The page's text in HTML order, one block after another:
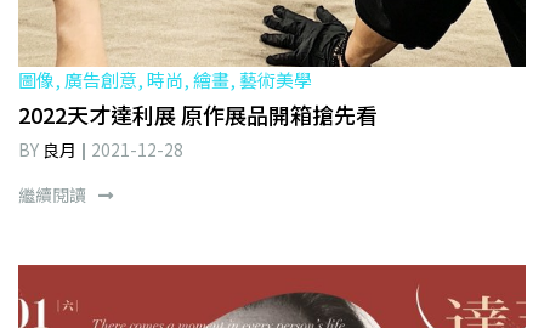
圖像, 廣告創意, 時尚, 繪畫, 藝術美學
2022天才達利展 原作展品開箱搶先看
BY 良月
2021-12-28
繼續閱讀